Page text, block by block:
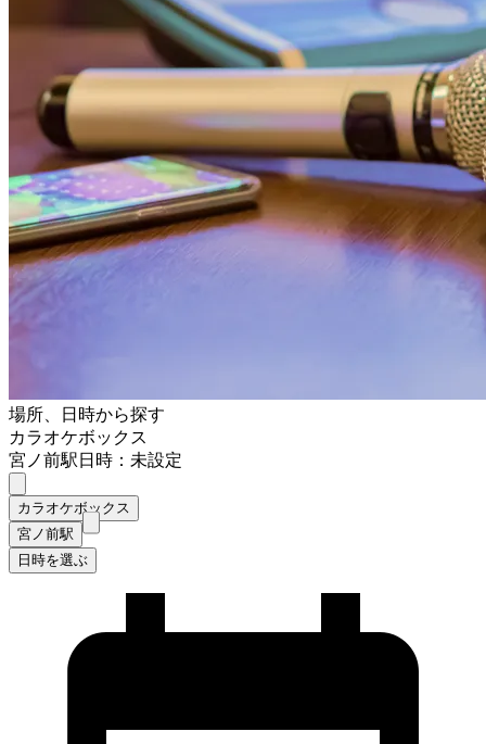
場所、日時から探す
カラオケボックス
宮ノ前駅日時：未設定
カラオケボックス
宮ノ前駅
日時を選ぶ